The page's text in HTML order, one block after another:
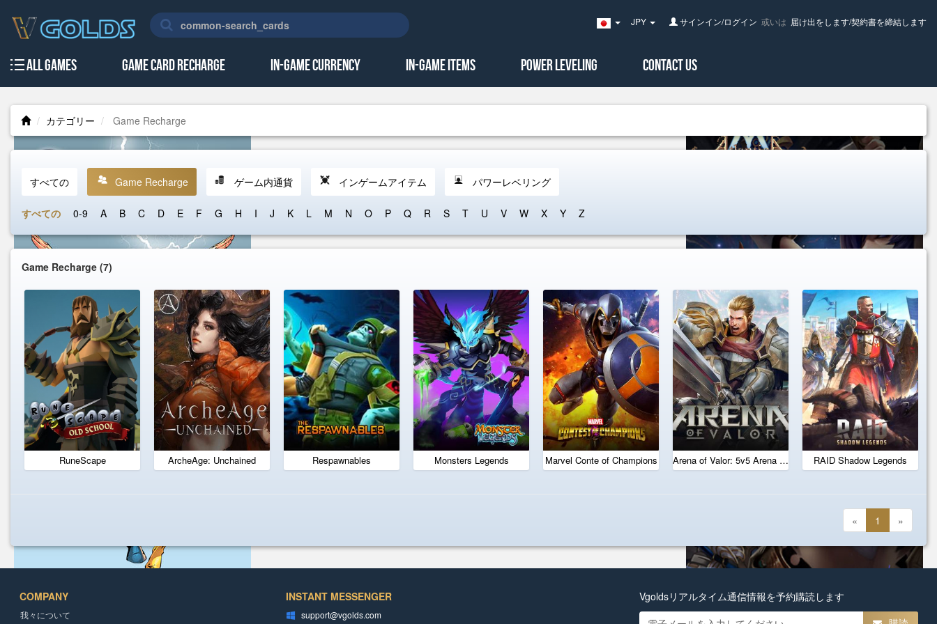
Japan(日
JPY サインイン/ログイン 或いは 届け出をします/契約書を締結します
All Games Game Card Recharge In-Game Currency In-Game Items Power Leveling Contact Us
カテゴリー Game Recharge
すべての Game Recharge ゲーム内通貨 インゲームアイテム パワーレベリング
すべての 0-9 A B C D E F G H I J K L M N O P Q R S T U V W X Y Z
Game Recharge(7)
RuneScape ArcheAge: Unchained Respawnables Monsters Legends Marvel Conte of Champions Arena of Valor: 5v5 Arena Game RAID Shadow Legends
« 1 »
COMPANY
我々について
INSTANT MESSENGER
support@vgolds.com
Vgoldsリアルタイム通信情報を予約購読します